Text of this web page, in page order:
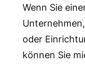
Wenn Sie
oder
können Sie